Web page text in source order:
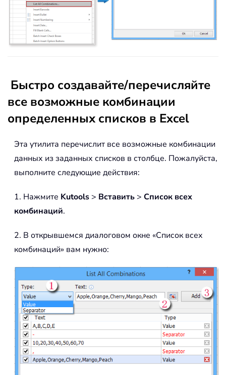
Быстро создавайте/перечисляйте
все возможные комбинации
определенных списков в Excel
Эта утилита перечислит все возможные комбинации
данных из заданных списков в столбце. Пожалуйста,
выполните следующие действия:
1. Нажмите Kutools > Вставить > Список всех
комбинаций.
2. В открывшемся диалоговом окне «Список всех
комбинаций» вам нужно: